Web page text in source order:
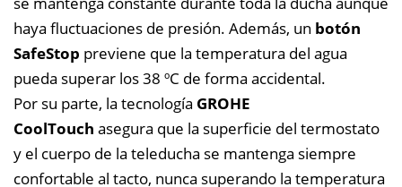
haya fluctuaciones de presión. Además, un botón
SafeStop previene que la temperatura del agua
pueda superar los 38 ºC de forma accidental.
Por su parte, la tecnología GROHE
CoolTouch asegura que la superficie del termostato
y el cuerpo de la teleducha se mantenga siempre
confortable al tacto, nunca superando la temperatura